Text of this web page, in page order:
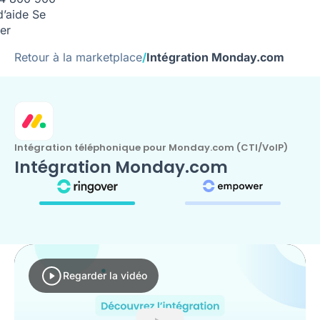
Se
Retour à la marketplace/Intégration Monday.com
Intégration téléphonique pour Monday.com (CTI/VoIP)
Intégration Monday.com
Regarder la vidéo